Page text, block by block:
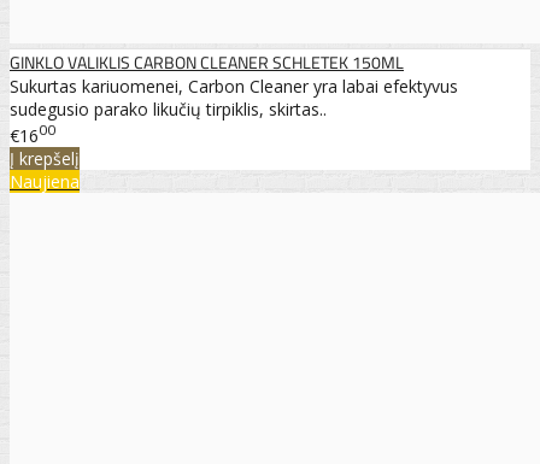
GINKLO VALIKLIS CARBON CLEANER SCHLETEK 150ML
Sukurtas kariuomenei, Carbon Cleaner yra labai efektyvus
sudegusio parako likučių tirpiklis, skirtas..
€1600
Į krepšelį
Naujiena